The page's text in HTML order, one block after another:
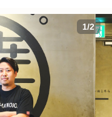
1/2